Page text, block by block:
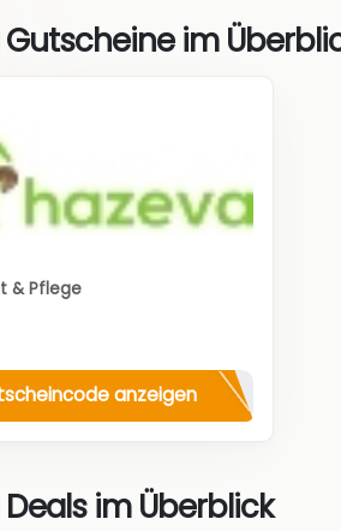
im
& Pflege
anzeigen
im Überblick